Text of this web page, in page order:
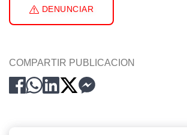
DENUNCIAR
COMPARTIR PUBLICACION